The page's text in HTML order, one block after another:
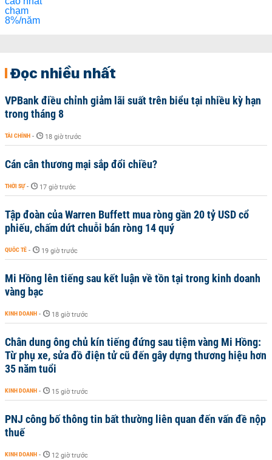
Đọc nhiều nhất
VPBank điều chỉnh giảm lãi suất trên biểu tại nhiều kỳ hạn
trong tháng 8
TÀI CHÍNH - 18 giờ trước
Cán cân thương mại sắp đổi chiều?
THỜI SỰ - 17 giờ trước
Tập đoàn của Warren Buffett mua ròng gần 20 tỷ USD cổ
phiếu, chấm dứt chuỗi bán ròng 14 quý
QUỐC TẾ - 19 giờ trước
Mi Hồng lên tiếng sau kết luận về tồn tại trong kinh doanh
vàng bạc
KINH DOANH - 18 giờ trước
Chân dung ông chủ kín tiếng đứng sau tiệm vàng Mi Hồng:
Từ phụ xe, sửa đồ điện tử cũ đến gây dựng thương hiệu hơn
35 năm tuổi
KINH DOANH - 15 giờ trước
PNJ công bố thông tin bất thường liên quan đến vấn đề nộp
thuế
KINH DOANH - 12 giờ trước